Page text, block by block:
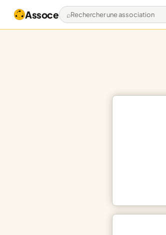
Assoce Rechercher une association